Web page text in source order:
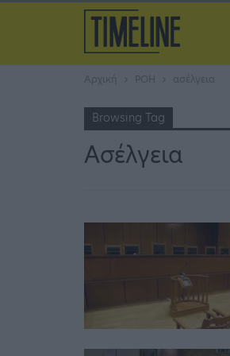
Αρχική ΡΟΗ ασέλγεια
Browsing Tag
Ασέλγεια